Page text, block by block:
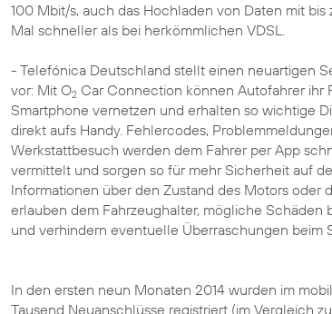
100 Mbit/s, auch das Hochladen von Daten mit bis
Mal schneller als bei herkömmlichen VDSL.
- Telefónica Deutschland stellt einen neuartigen
vor: Mit O2 Car Connection können Autofahrer ihr
Smartphone vernetzen und erhalten so wichtige
direkt aufs Handy. Fehlercodes,
Werkstattbesuch werden dem Fahrer per App
vermittelt und sorgen so für mehr Sicherheit auf
Informationen über den Zustand des Motors oder
erlauben dem Fahrzeughalter, mögliche Schäden
und verhindern eventuelle Überraschungen beim
In den ersten neun Monaten 2014 wurden im
Tausend Neuanschlüsse registriert (im Vergleich